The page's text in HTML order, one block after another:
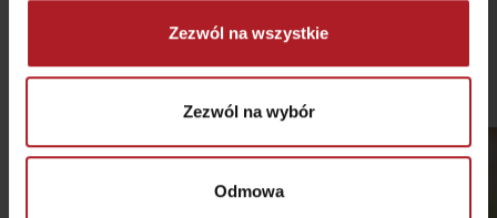
Zezwól na wszystkie
Zezwól na wybór
Odmowa
Kolejne produkty w tej kategorii